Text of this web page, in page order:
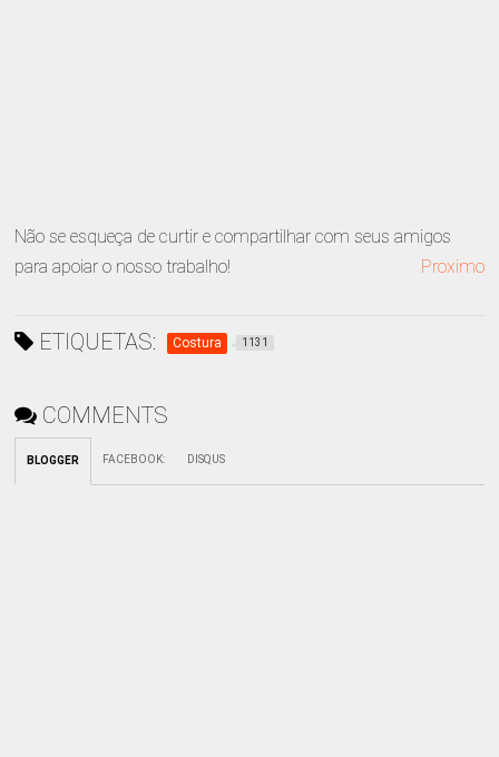
Não se esqueça de curtir e compartilhar com seus amigos
para apoiar o nosso trabalho!
Proximo
ETIQUETAS: Costura 1131
COMMENTS
BLOGGER FACEBOOK: DISQUS